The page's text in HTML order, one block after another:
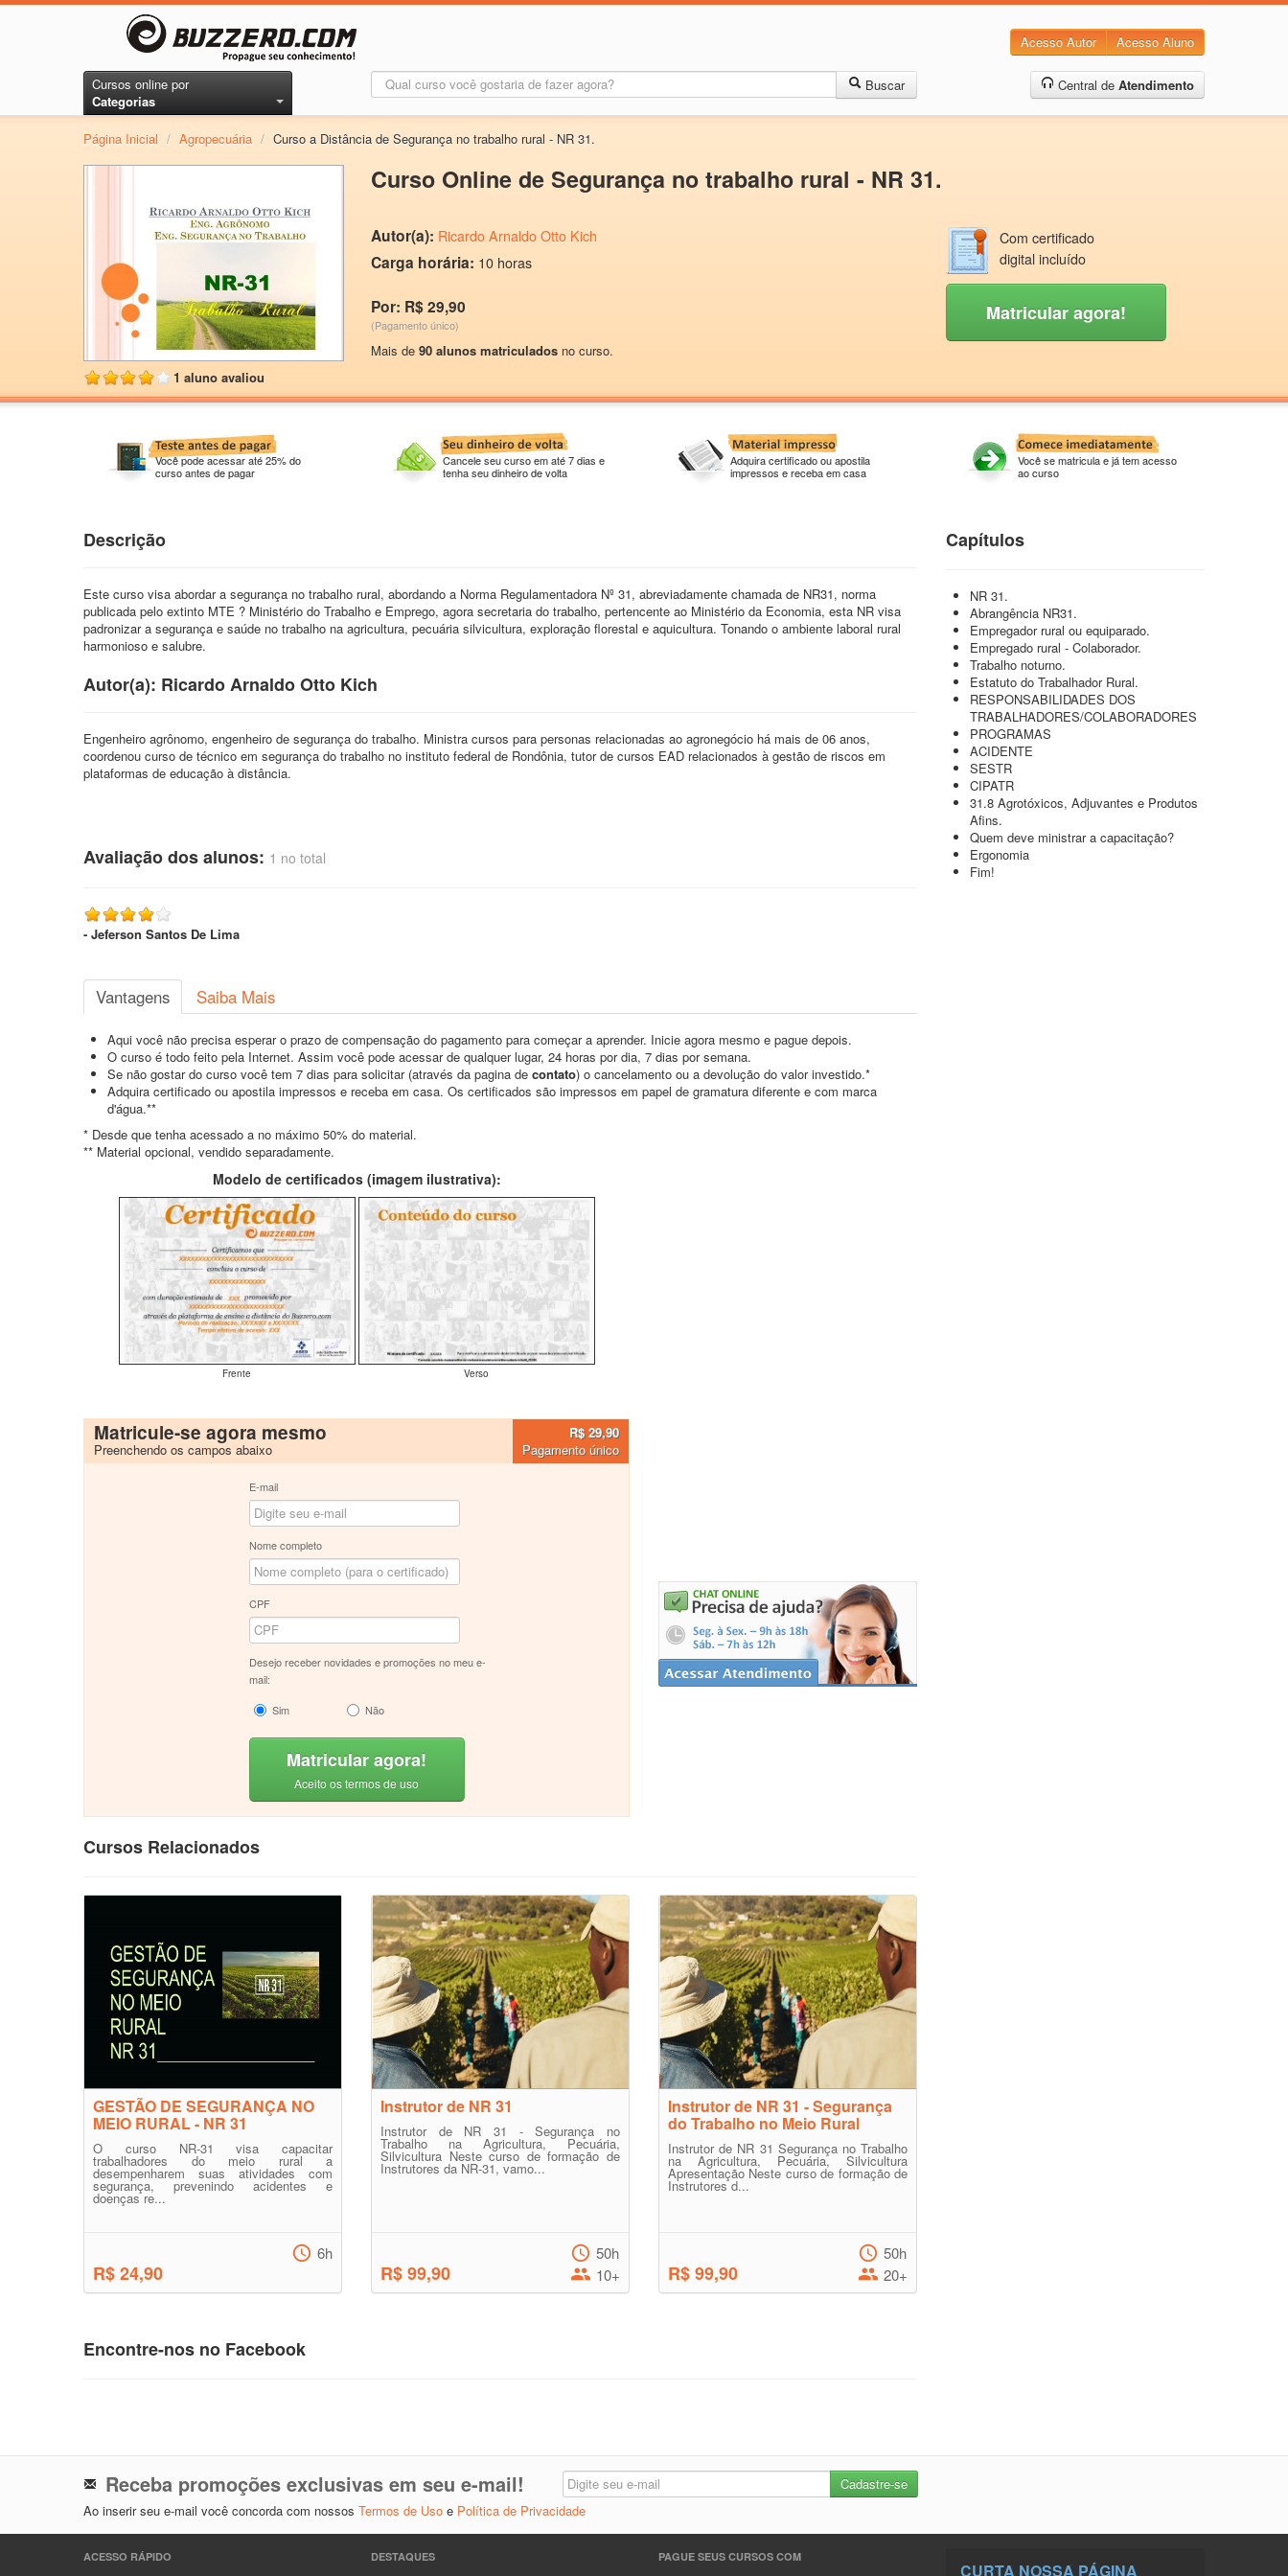
Acesso Autor Acesso Aluno
Cursos online por
Categorias
Buscar Central de Atendimento
Página Inicial / Agropecuária / Curso a Distância de Segurança no trabalho rural - NR 31.
1 aluno avaliou
Curso Online de Segurança no trabalho rural - NR 31.
Autor(a): Ricardo Arnaldo Otto Kich
Carga horária: 10 horas
Por: R$ 29,90
(Pagamento único)
Mais de 90 alunos matriculados no curso.
Com certificado
digital incluído
Matricular agora!
Você pode acessar até 25% do
curso antes de pagar
Cancele seu curso em até 7 dias e
tenha seu dinheiro de volta
Adquira certificado ou apostila
impressos e receba em casa
Você se matricula e já tem acesso
ao curso
Descrição
Este curso visa abordar a segurança no trabalho rural, abordando a Norma Regulamentadora Nº 31, abreviadamente chamada de NR31, norma
publicada pelo extinto MTE ? Ministério do Trabalho e Emprego, agora secretaria do trabalho, pertencente ao Ministério da Economia, esta NR visa
padronizar a segurança e saúde no trabalho na agricultura, pecuária silvicultura, exploração florestal e aquicultura. Tonando o ambiente laboral rural
harmonioso e salubre.
Autor(a): Ricardo Arnaldo Otto Kich
Engenheiro agrônomo, engenheiro de segurança do trabalho. Ministra cursos para personas relacionadas ao agronegócio há mais de 06 anos,
coordenou curso de técnico em segurança do trabalho no instituto federal de Rondônia, tutor de cursos EAD relacionados à gestão de riscos em
plataformas de educação à distância.
Avaliação dos alunos: 1 no total
- Jeferson Santos De Lima
Vantagens Saiba Mais
Aqui você não precisa esperar o prazo de compensação do pagamento para começar a aprender. Inicie agora mesmo e pague depois.
O curso é todo feito pela Internet. Assim você pode acessar de qualquer lugar, 24 horas por dia, 7 dias por semana.
Se não gostar do curso você tem 7 dias para solicitar (através da pagina de contato) o cancelamento ou a devolução do valor investido.*
Adquira certificado ou apostila impressos e receba em casa. Os certificados são impressos em papel de gramatura diferente e com marca
d'água.**
* Desde que tenha acessado a no máximo 50% do material.
** Material opcional, vendido separadamente.
Modelo de certificados (imagem ilustrativa):
Frente Verso
Matricule-se agora mesmo
Preenchendo os campos abaixo
R$ 29,90
Pagamento único
E-mail
Nome completo
CPF
Desejo receber novidades e promoções no meu e-
mail:
Sim
Não
Matricular agora!
Aceito os termos de uso
Cursos Relacionados
GESTÃO DE SEGURANÇA NO
MEIO RURAL - NR 31
O curso NR-31 visa capacitar
trabalhadores do meio rural a
desempenharem suas atividades com
segurança, prevenindo acidentes e
doenças re...
R$ 24,90
6h
Instrutor de NR 31
Instrutor de NR 31 - Segurança no
Trabalho na Agricultura, Pecuária,
Silvicultura Neste curso de formação de
Instrutores da NR-31, vamo...
R$ 99,90
50h
10+
Instrutor de NR 31 - Segurança
do Trabalho no Meio Rural
Instrutor de NR 31 Segurança no Trabalho
na Agricultura, Pecuária, Silvicultura
Apresentação Neste curso de formação de
Instrutores d...
R$ 99,90
50h
20+
Encontre-nos no Facebook
Capítulos
NR 31.
Abrangência NR31.
Empregador rural ou equiparado.
Empregado rural - Colaborador.
Trabalho noturno.
Estatuto do Trabalhador Rural.
RESPONSABILIDADES DOS
TRABALHADORES/COLABORADORES
PROGRAMAS
ACIDENTE
SESTR
CIPATR
31.8 Agrotóxicos, Adjuvantes e Produtos
Afins.
Quem deve ministrar a capacitação?
Ergonomia
Fim!
Receba promoções exclusivas em seu e-mail!
Ao inserir seu e-mail você concorda com nossos Termos de Uso e Política de Privacidade
ACESSO RÁPIDO DESTAQUES PAGUE SEUS CURSOS COM
CURTA NOSSA PÁGINA